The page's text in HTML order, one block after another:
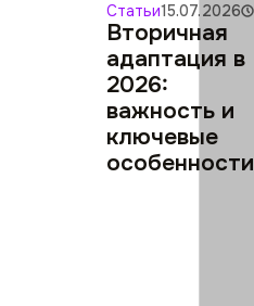
Статьи15.07.2026
Вторичная
адаптация в
2026:
важность и
ключевые
особенности